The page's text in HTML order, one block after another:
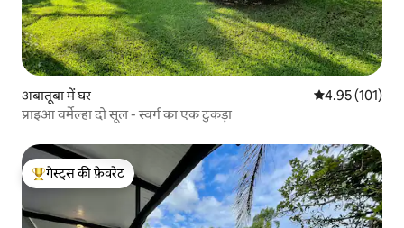
अबातूबा में घर औसत रेटिंग 5 में से
4.95 (101)
प्राइआ वर्मेल्हा दो सूल - स्वर्ग का एक टुकड़ा
गेस्ट्स का टॉप फ़ेवरेट
गेस्ट्स की फ़ेवरेट